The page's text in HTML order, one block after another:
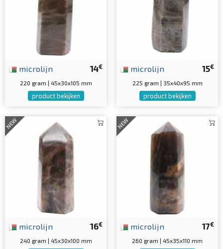
14€
microlijn
220 gram | 45x30x105 mm
product bekijken
15€
microlijn
225 gram | 35x40x95 mm
product bekijken
NEW
16€
microlijn
240 gram | 45x30x100 mm
NEW
17€
microlijn
260 gram | 45x35x110 mm